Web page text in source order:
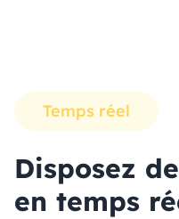
Temps réel
Disposez
en temps